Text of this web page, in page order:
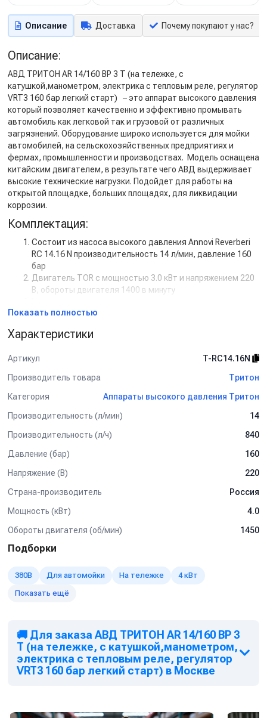
Описание Доставка Почему покупают у нас?
Описание:
АВД ТРИТОН AR 14/160 BP 3 T (на тележке, с
катушкой,манометром, электрика с тепловым реле, регулятор
VRT3 160 бар легкий старт) – это аппарат высокого давления
который позволяет качественно и эффективно промывать
автомобиль как легковой так и грузовой от различных
загрязнений. Оборудование широко используется для мойки
автомобилей, на сельскохозяйственных предприятиях и
фермах, промышленности и производствах. Модель оснащена
китайским двигателем, в результате чего АВД выдерживает
высокие технические нагрузки. Подойдет для работы на
открытой площадке, больших площадях, для ликвидации
коррозии.
Комплектация:
Состоит из насоса высокого давления Annovi Reverberi
RC 14.16 N производительность 14 л/мин, давление 160
бар
Двигатель TOR с мощностью 3.0 кВт и напряжением 220
В, обороты двигателя 1400 в минуту
Пускателем на 3.0 кВт
Шланг для чистки труб и промывки канализации ( от
бар. Однооплеточный
Форсунка каналопромывочная ( с боем вперед и назад,
вход 1/4 внут, 1х3 отверстие, размер 055)
Форсунка вращающаяся каналопромывочная ( вход
Фильтр отчистки F5, 150 micron, 10 bar, 30l/min,
1/2внут-1/2внут
Дополнительная комплектация:
Манометр
до 50 сек)
Кнопкой на 12В для установки на стену.
Рама настенная
Рама на колесах
Пенокомплект
Турбофреза
Система пескоструй
легкого типа так и грузового.
Мойка любых поверхностей, в т.ч. подготовка
поверхностей к нанесению покрытий без использования
абразива
Показать полностью
Характеристики
Артикул
T-RC14.16N
Производитель товара
Тритон
Категория
Аппараты высокого давления Тритон
Производительность (л/мин)
14
Производительность (л/ч)
840
Давление (бар)
160
Напряжение (В)
220
Страна-производитель
Россия
Мощность (кВт)
4.0
Обороты двигателя (об/мин)
1450
Подборки
380В Для автомойки На тележке
4 кВт
Показать ещё
🚚 Для заказа АВД ТРИТОН AR 14/160 BP 3
T (на тележке, с катушкой,манометром,
электрика с тепловым реле, регулятор
VRT3 160 бар легкий старт) в Москве